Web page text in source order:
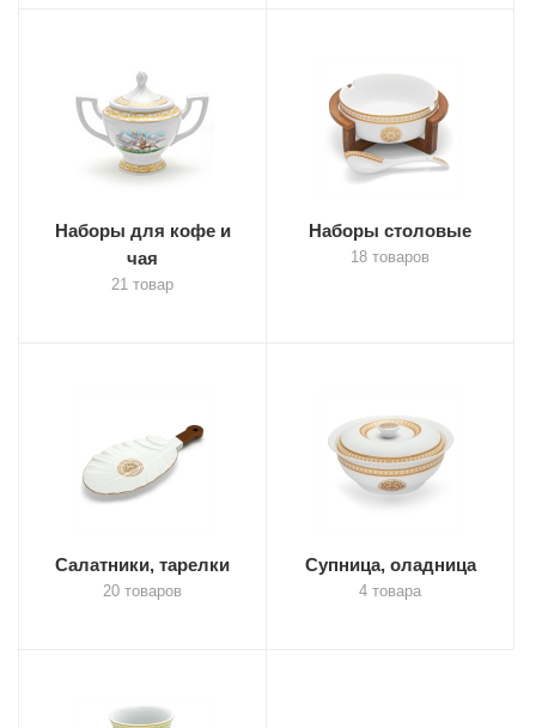
Наборы для кофе и
чая
21 товар
Наборы столовые
18 товаров
Салатники, тарелки
20 товаров
Супница, оладница
4 товара